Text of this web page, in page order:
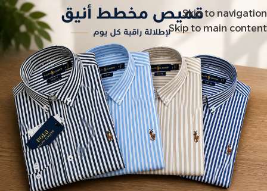
Skip to navigation
Skip to main content